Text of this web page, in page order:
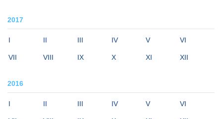
2017
I II III IV V VI
VII VIII IX X XI XII
2016
I II III IV V VI